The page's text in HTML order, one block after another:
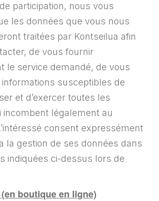
participation, nous vous
les données que vous nous
traitées par Kontseilua afin
de vous fournir
le service demandé, de vous
susceptibles de
et d’exercer toutes les
incombent légalement au
consent expressément
la gestion de ses données dans
indiquées ci-dessus lors de
boutique en ligne)